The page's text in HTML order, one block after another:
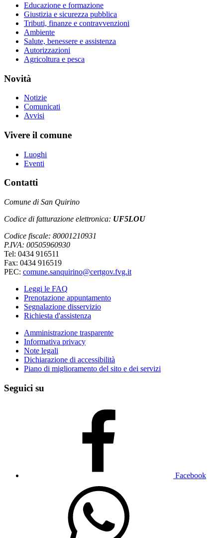
Educazione e formazione
Giustizia e sicurezza pubblica
Tributi, finanze e contravvenzioni
Ambiente
Salute, benessere e assistenza
Autorizzazioni
Agricoltura e pesca
Novità
Notizie
Comunicati
Avvisi
Vivere il comune
Luoghi
Eventi
Contatti
Comune di San Quirino
Codice di fatturazione elettronica: UF5LOU
Codice fiscale: 80001210931
P.IVA: 00505960930
Tel: 0434 916511
Fax: 0434 916519
PEC: comune.sanquirino@certgov.fvg.it
Leggi le FAQ
Prenotazione appuntamento
Segnalazione disservizio
Richiesta d'assistenza
Amministrazione trasparente
Informativa privacy
Note legali
Dichiarazione di accessibilità
Piano di miglioramento del sito e dei servizi
Seguici su
Facebook